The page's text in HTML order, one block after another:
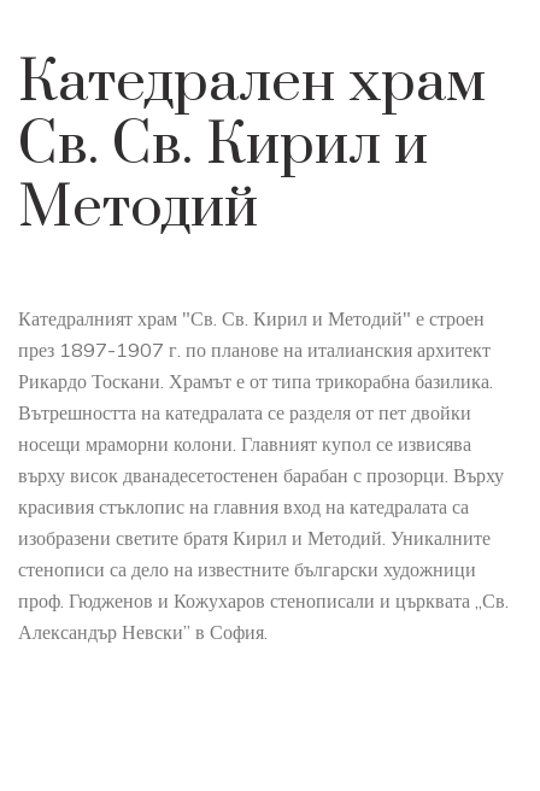
Катедрален храм
Св. Св. Кирил и
Методий
Катедралният храм "Св. Св. Кирил и Методий" е строен
през 1897-1907 г. по планове на италианския архитект
Рикардо Тоскани. Храмът е от типа трикорабна базилика.
Вътрешността на катедралата се разделя от пет двойки
носещи мраморни колони. Главният купол се извисява
върху висок дванадесетостенен барабан с прозорци. Върху
красивия стъклопис на главния вход на катедралата са
изобразени светите братя Кирил и Методий. Уникалните
стенописи са дело на известните български художници
проф. Гюдженов и Кожухаров стенописали и църквата „Св.
Александър Невски” в София.